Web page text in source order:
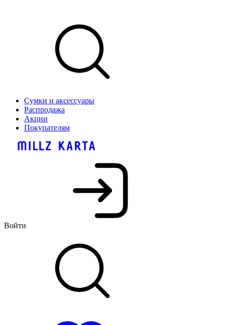
Сумки и аксессуары
Распродажа
Акции
Покупателям
Войти